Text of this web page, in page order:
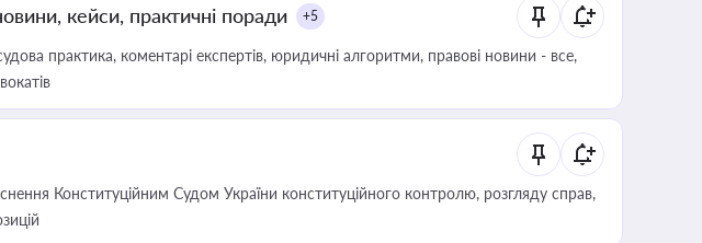
кейси, практичні поради +5
практика, коментарі експертів, юридичні алгоритми, правові новини - все,
Конституційним Судом України конституційного контролю, розгляду справ,